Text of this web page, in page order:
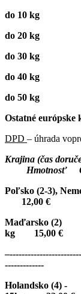
do
do
do
do 40
do 50
Ostatné európske
DPD – úhrada
Krajina (čas
Hmotnosť
Poľsko (2-3),
12,00 €
kg 15,00 €
–
-------------